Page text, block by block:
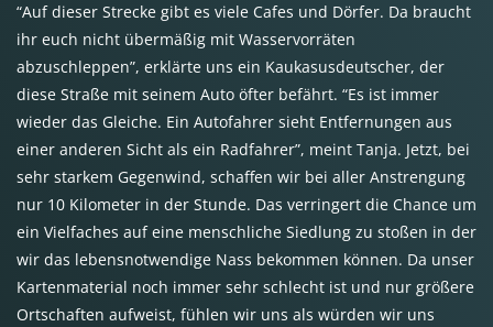
“Auf dieser Strecke gibt es viele Cafes und Dörfer. Da braucht
ihr euch nicht übermäßig mit Wasservorräten
abzuschleppen”, erklärte uns ein Kaukasusdeutscher, der
diese Straße mit seinem Auto öfter befährt. “Es ist immer
wieder das Gleiche. Ein Autofahrer sieht Entfernungen aus
einer anderen Sicht als ein Radfahrer”, meint Tanja. Jetzt, bei
sehr starkem Gegenwind, schaffen wir bei aller Anstrengung
nur 10 Kilometer in der Stunde. Das verringert die Chance um
ein Vielfaches auf eine menschliche Siedlung zu stoßen in der
wir das lebensnotwendige Nass bekommen können. Da unser
Kartenmaterial noch immer sehr schlecht ist und nur größere
Ortschaften aufweist, fühlen wir uns als würden wir uns